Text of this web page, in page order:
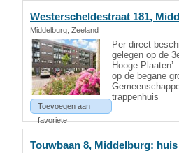
Westerscheldestraat 181,
Middelburg, Zeeland
Toevoegen aan
favoriete
Per direct
gelegen op de
Hooge
op de begane
trappenhuis
Touwbaan 8, Middelburg: